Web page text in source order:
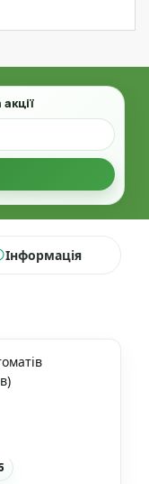
Інформація